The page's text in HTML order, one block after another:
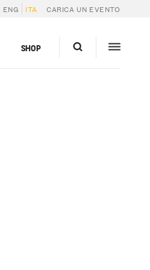
ENG ITA CARICA UN EVENTO
SHOP